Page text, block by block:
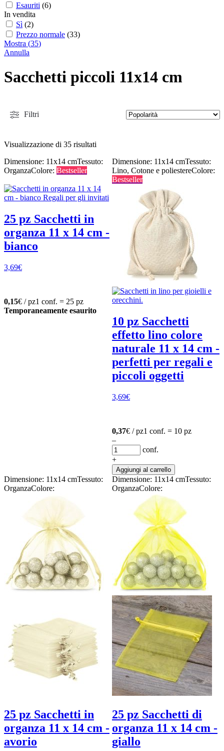
Esauriti (6)
In vendita
Sì (2)
Prezzo normale (33)
Mostra (35)
Annulla
Sacchetti piccoli 11x14 cm
Filtri
Visualizzazione di 35 risultati
Dimensione: 11x14 cmTessuto:
OrganzaColore: Bestseller
25 pz Sacchetti in
organza 11 x 14 cm -
bianco
3,69€
0,15€ / pz1 conf. = 25 pz
Temporaneamente esaurito
Dimensione: 11x14 cmTessuto:
Lino, Cotone e poliestereColore:
Bestseller
10 pz Sacchetti
effetto lino colore
naturale 11 x 14 cm -
perfetti per regali e
piccoli oggetti
3,69€
0,37€ / pz1 conf. = 10 pz
–
conf.
+
Aggiungi al carrello
Dimensione: 11x14 cmTessuto:
OrganzaColore:
25 pz Sacchetti in
organza 11 x 14 cm -
avorio
Dimensione: 11x14 cmTessuto:
OrganzaColore:
25 pz Sacchetti di
organza 11 x 14 cm -
giallo